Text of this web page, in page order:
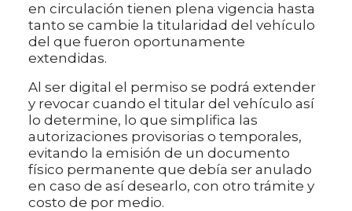
en circulación tienen plena vigencia hasta
tanto se cambie la titularidad del vehículo
del que fueron oportunamente
extendidas.
Al ser digital el permiso se podrá extender
y revocar cuando el titular del vehículo así
lo determine, lo que simplifica las
autorizaciones provisorias o temporales,
evitando la emisión de un documento
físico permanente que debía ser anulado
en caso de así desearlo, con otro trámite y
costo de por medio.